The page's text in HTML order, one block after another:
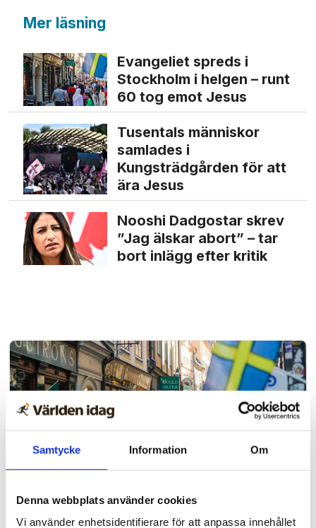
Samtycke Information Om
Denna webbplats använder cookies
Vi använder enhetsidentifierare för att anpassa innehållet
Mer läsning
Evangeliet spreds i
Stockholm i helgen – runt
60 tog emot Jesus
Tusentals människor
samlades i
Kungsträdgården för att
ära Jesus
Nooshi Dadgostar skrev
”Jag älskar abort” – tar
bort inlägg efter kritik
Evangelisation